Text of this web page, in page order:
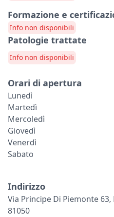
Formazione e
Info non disponibili
Patologie trattate
Info non disponibili
Orari di apertura
Lunedì
Martedì
Mercoledì
Giovedì
Venerdì
Sabato
Indirizzo
Via Principe Di Piemonte
81050